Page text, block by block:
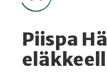
Piispa